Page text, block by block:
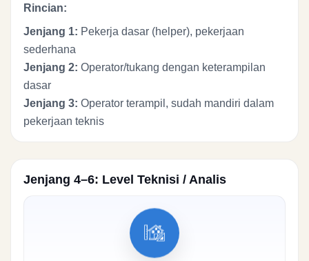
Rincian:
Jenjang 1: Pekerja dasar (helper), pekerjaan
sederhana
Jenjang 2: Operator/tukang dengan keterampilan
dasar
Jenjang 3: Operator terampil, sudah mandiri dalam
pekerjaan teknis
Jenjang 4–6: Level Teknisi / Analis